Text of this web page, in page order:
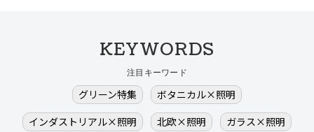
KEYWORDS
注目キーワード
グリーン特集
ボタニカル×照明
インダストリアル×照明
北欧×照明
ガラス×照明